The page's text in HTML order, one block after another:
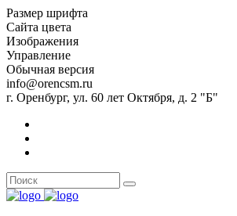
Размер шрифта
Сайта цвета
Изображения
Управление
Обычная версия
info@orencsm.ru
г. Оренбург, ул. 60 лет Октября, д. 2 "Б"